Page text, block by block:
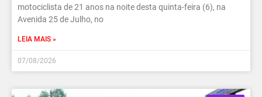
motociclista de 21 anos na noite desta quinta-feira (6), na
Avenida 25 de Julho, no
LEIA MAIS »
07/08/2026